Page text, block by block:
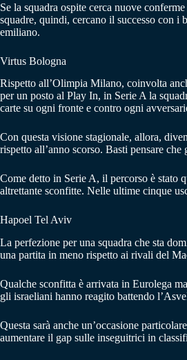
Se la squadra ospite cerca nuove
squadre, quindi, cercano il successo con i
emiliano.
Virtus Bologna
Rispetto all’Olimpia Milano, coinvolta
per un posto al Play In, in Serie A la
carte su ogni fronte e contro ogni
Con questa visione stagionale, allora,
rispetto all’anno scorso. Basti pensare
Come detto in Serie A, il percorso è stato
altrettante sconfitte. Nelle ultime cinque
Hapoel Tel Aviv
La perfezione per una squadra che sta
una partita in meno rispetto ai rivali del
Qualche sconfitta è arrivata in Eurolega
gli israeliani hanno reagito battendo
Questa sarà anche un’occasione
aumentare il gap sulle inseguitrici in